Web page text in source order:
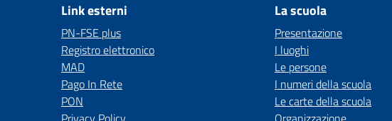
Link esterni
PN-FSE plus
Registro elettronico
MAD
Pago In Rete
PON
La scuola
Presentazione
I luoghi
Le persone
I numeri della scuola
Le carte della scuola